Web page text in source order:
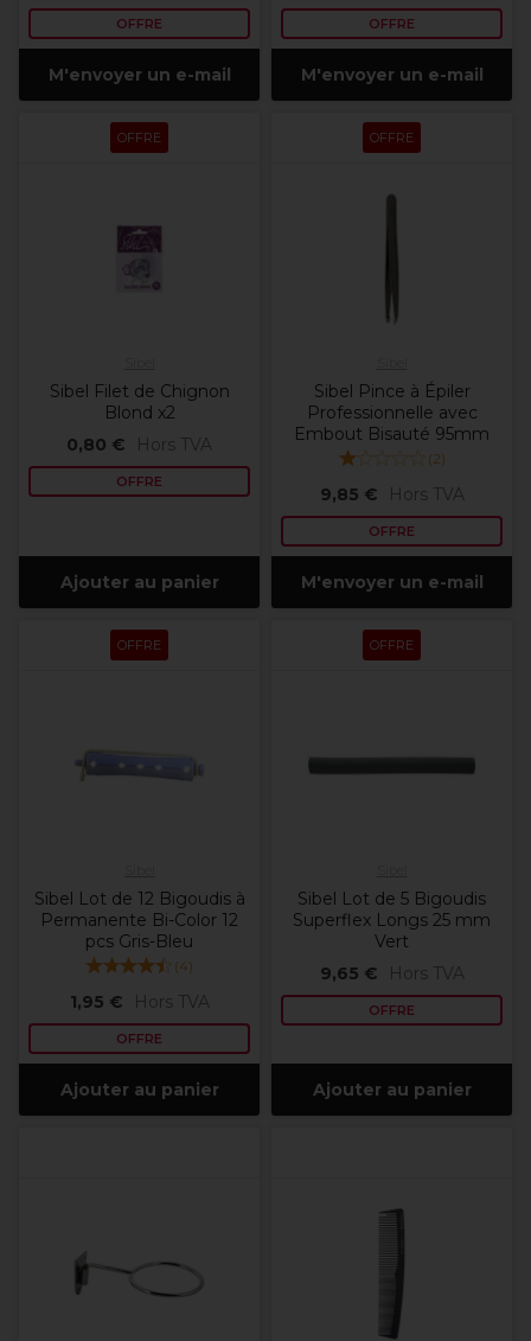
OFFRE
M'envoyer un e-mail
OFFRE
M'envoyer un e-mail
OFFRE
Sibel Filet de Chignon
Blond x2
0,80 €
Hors TVA
OFFRE
Ajouter au panier
OFFRE
Sibel Pince à Épiler
Professionnelle avec
Embout Bisauté 95mm
(2)
9,85 € Hors TVA
OFFRE
M'envoyer un e-mail
OFFRE
Sibel Lot de 12 Bigoudis à
Permanente Bi-Color 12
pcs Gris-Bleu
(4)
1,95 € Hors TVA
OFFRE
Ajouter au panier
OFFRE
Sibel Lot de 5 Bigoudis
Superflex Longs 25 mm
Vert
9,65 €
Hors TVA
OFFRE
Ajouter au panier